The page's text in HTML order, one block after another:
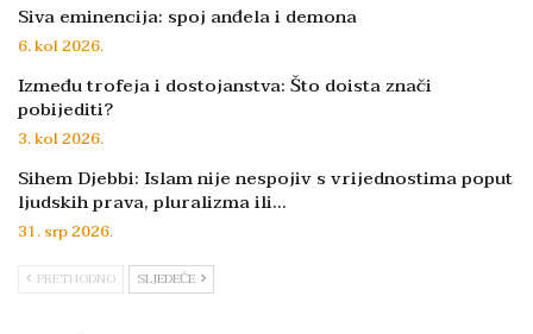
Siva eminencija: spoj anđela i demona
6. kol 2026.
Između trofeja i dostojanstva: Što doista znači
pobijediti?
3. kol 2026.
Sihem Djebbi: Islam nije nespojiv s vrijednostima poput
ljudskih prava, pluralizma ili…
31. srp 2026.
PRETHODNO SLJEDEĆE